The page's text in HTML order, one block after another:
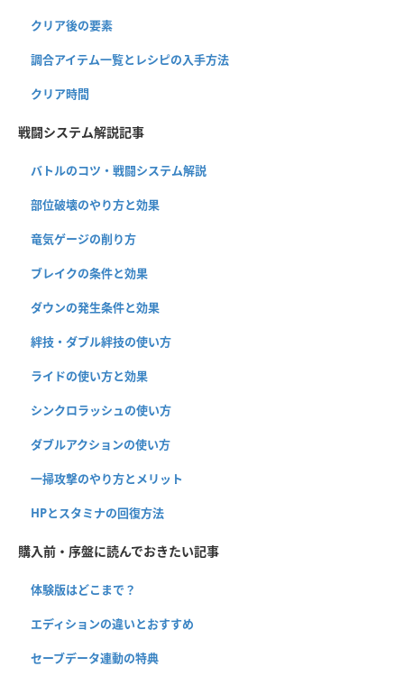
クリア後の要素
調合アイテム一覧とレシピの入手方法
クリア時間
戦闘システム解説記事
バトルのコツ・戦闘システム解説
部位破壊のやり方と効果
竜気ゲージの削り方
ブレイクの条件と効果
ダウンの発生条件と効果
絆技・ダブル絆技の使い方
ライドの使い方と効果
シンクロラッシュの使い方
ダブルアクションの使い方
一掃攻撃のやり方とメリット
HPとスタミナの回復方法
購入前・序盤に読んでおきたい記事
体験版はどこまで？
エディションの違いとおすすめ
セーブデータ連動の特典